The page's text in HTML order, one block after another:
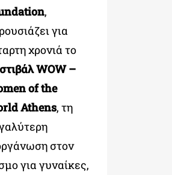
,
για
χρονιά το
WOW –
of the
Athens, τη
στον
για γυναίκες,